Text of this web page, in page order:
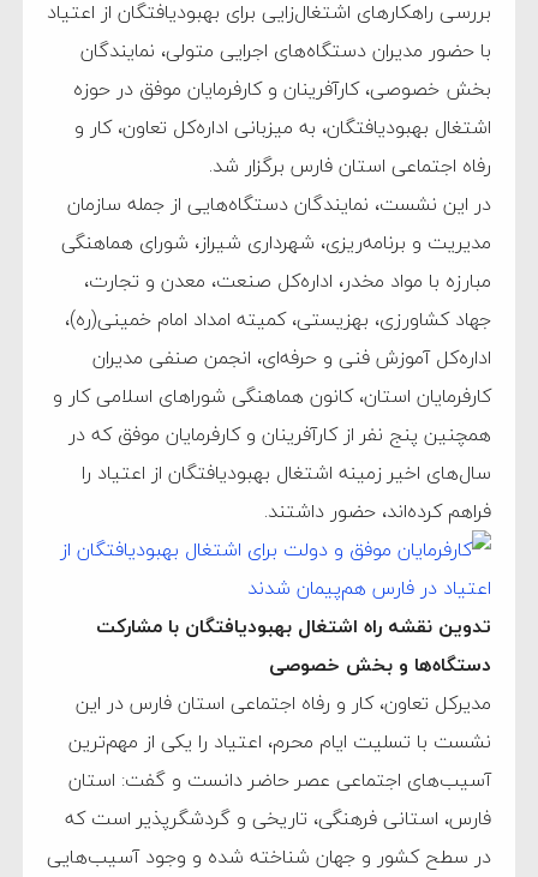
بررسی راهکارهای اشتغال‌زایی برای بهبودیافتگان از اعتیاد
با حضور مدیران دستگاه‌های اجرایی متولی، نمایندگان
بخش خصوصی، کارآفرینان و کارفرمایان موفق در حوزه
اشتغال بهبودیافتگان، به میزبانی اداره‌کل تعاون، کار و
رفاه اجتماعی استان فارس برگزار شد.
در این نشست، نمایندگان دستگاه‌هایی از جمله سازمان
مدیریت و برنامه‌ریزی، شهرداری شیراز، شورای هماهنگی
مبارزه با مواد مخدر، اداره‌کل صنعت، معدن و تجارت،
جهاد کشاورزی، بهزیستی، کمیته امداد امام خمینی(ره)،
اداره‌کل آموزش فنی و حرفه‌ای، انجمن صنفی مدیران
کارفرمایان استان، کانون هماهنگی شوراهای اسلامی کار و
همچنین پنج نفر از کارآفرینان و کارفرمایان موفق که در
سال‌های اخیر زمینه اشتغال بهبودیافتگان از اعتیاد را
فراهم کرده‌اند، حضور داشتند.
تدوین نقشه راه اشتغال بهبودیافتگان با مشارکت
دستگاه‌ها و بخش خصوصی
مدیرکل تعاون، کار و رفاه اجتماعی استان فارس در این
نشست با تسلیت ایام محرم، اعتیاد را یکی از مهم‌ترین
آسیب‌های اجتماعی عصر حاضر دانست و گفت: استان
فارس، استانی فرهنگی، تاریخی و گردشگرپذیر است که
در سطح کشور و جهان شناخته شده و وجود آسیب‌هایی